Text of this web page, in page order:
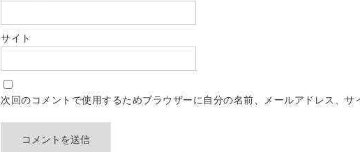
サイト
次回のコメントで使用するためブラウザーに自分の名前、メールアドレス、サ